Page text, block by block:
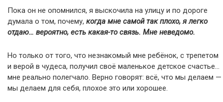
Пока он не опомнился, я выскочила на улицу и по дороге
думала о том, почему, когда мне самой так плохо, я легко
отдаю… вероятно, есть какая-то связь. Мне неведомо.
Но только от того, что незнакомый мне ребёнок, с трепетом
и верой в чудеса, получил своё маленькое детское счастье…
мне реально полегчало. Верно говорят: всё, что мы делаем —
мы делаем для себя, плохое это или хорошее.